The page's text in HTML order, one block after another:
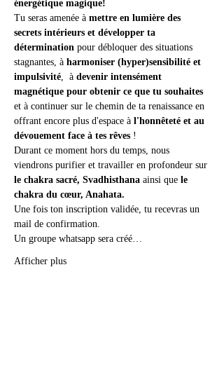
énergétique magique!
Tu seras amenée à mettre en lumière des
secrets intérieurs et développer ta
détermination pour débloquer des situations
stagnantes, à harmoniser (hyper)sensibilité et
impulsivité,  à devenir intensément
magnétique pour obtenir ce que tu souhaites
et à continuer sur le chemin de ta renaissance en
offrant encore plus d'espace à l'honnêteté et au
dévouement face à tes rêves !
Durant ce moment hors du temps, nous
viendrons purifier et travailler en profondeur sur
le chakra sacré, Svadhisthana ainsi que le
chakra du cœur, Anahata.
Une fois ton inscription validée, tu recevras un
mail de confirmation.
Un groupe whatsapp sera créé…
Afficher plus